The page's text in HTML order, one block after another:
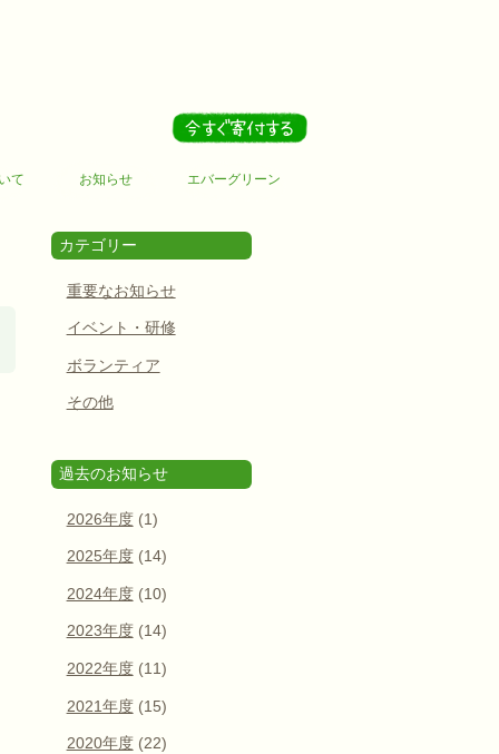
て お知らせ エバーグリーン
カテゴリー
重要なお知らせ
イベント・研修
ボランティア
その他
過去のお知らせ
2026年度(1)
2025年度(14)
2024年度(10)
2023年度(14)
2022年度(11)
2021年度(15)
2020年度(22)